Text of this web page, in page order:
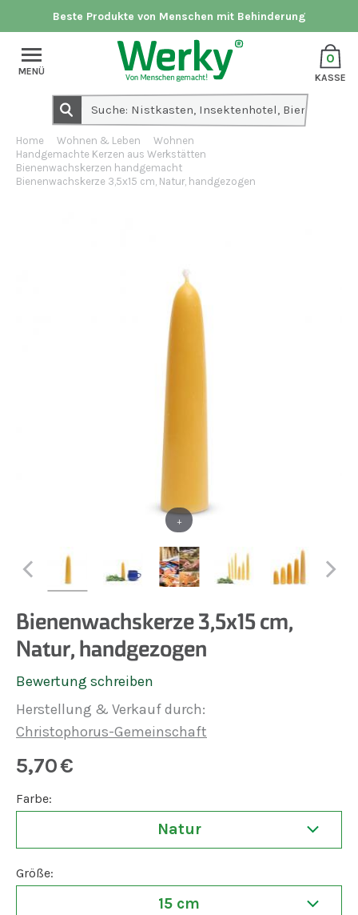
Beste Produkte von Menschen mit Behinderung
0
KASSE
MENÜ
Home Wohnen & Leben
Wohnen
Handgemachte Kerzen aus Werkstätten
Bienenwachskerzen handgemacht
Bienenwachskerze 3,5x15 cm, Natur, handgezogen
+
Bienenwachskerze 3,5x15 cm,
Natur, handgezogen
Bewertung schreiben
Herstellung & Verkauf durch:
Christophorus-Gemeinschaft
5,70€
Farbe:
Natur
Größe:
15 cm